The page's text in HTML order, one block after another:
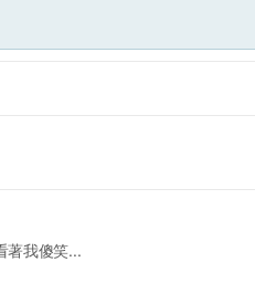
著我傻笑...